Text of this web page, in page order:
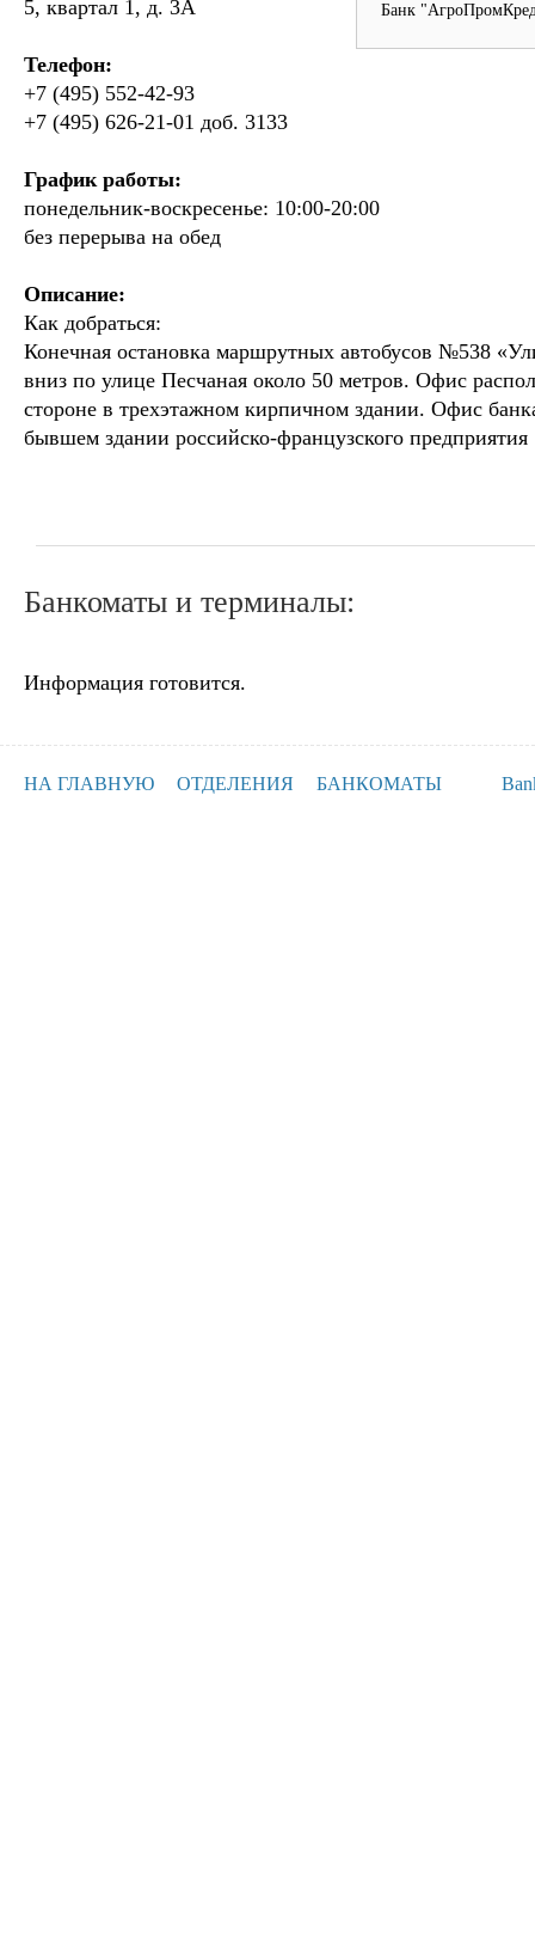
Банк
5, квартал 1, д. 3А
Телефон:
+7 (495) 552-42-93
+7 (495) 626-21-01 доб. 3133
График работы:
понедельник-воскресенье: 10:00-20:00
без перерыва на обед
Описание:
Как добраться:
Конечная остановка маршрутных автобусов №538
вниз по улице Песчаная около 50 метров. Офис
стороне в трехэтажном кирпичном здании. Офис
бывшем здании российско-французского
Банкоматы и терминалы:
Информация готовится.
НА ГЛАВНУЮ ОТДЕЛЕНИЯ БАНКОМАТЫ